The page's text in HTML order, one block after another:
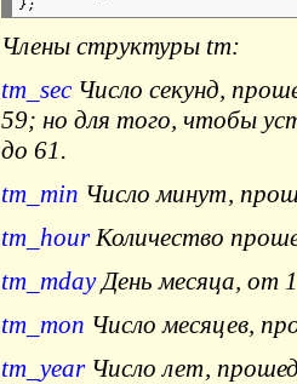
Члены структуры tm:
tm_sec Число секунд,
59; но для того, чтобы
до 61.
tm_min Число минут,
tm_hourКоличество
tm_mdayДень месяца, от
tm_mon Число месяцев,
tm_yearЧисло лет,